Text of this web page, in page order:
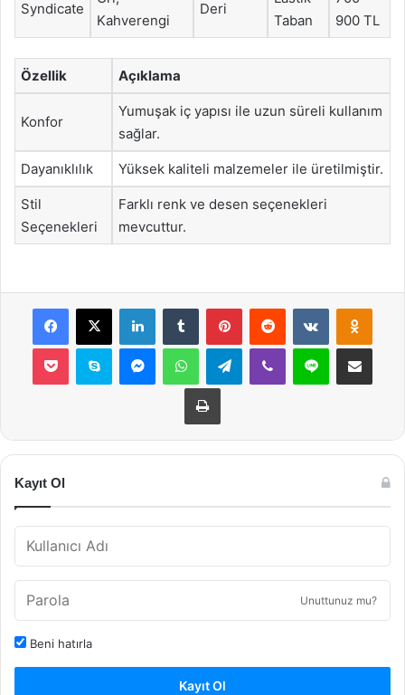
Syndicate
Kahverengi
Deri
Taban
900 TL
Özellik Açıklama
Konfor
Yumuşak iç yapısı ile uzun süreli kullanım
sağlar.
Dayanıklılık Yüksek kaliteli malzemeler ile üretilmiştir.
Stil
Seçenekleri
Farklı renk ve desen seçenekleri
mevcuttur.
Facebook
X LinkedInTumblr PinterestReddit VKontakte
Pocket Skype MessengerWhatsAppTelegramViber Line E-Posta ile
Yazdır
Kayıt Ol
Unuttunuz mu?
Beni hatırla
Kayıt Ol